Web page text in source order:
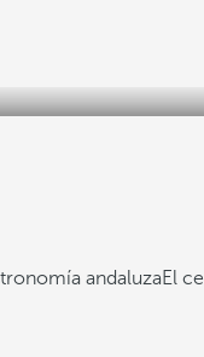
andaluzaEl